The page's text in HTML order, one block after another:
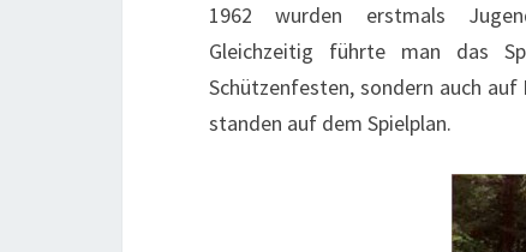
1962 wurden erstmals
Gleichzeitig führte man das
Schützenfesten, sondern auch auf
standen auf dem Spielplan.